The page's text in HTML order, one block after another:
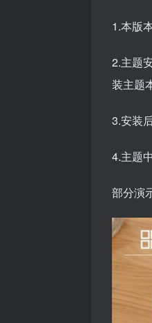
1.本版
2.主题
装主题
3.安装
4.主题
部分演